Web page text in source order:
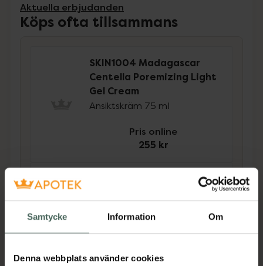
Samtycke Information Om
Denna webbplats använder cookies
Aktuella erbjudanden
Köps ofta tillsammans
SKIN1004 Madagascar
Centella Poremizing Light
Gel Cream
Ansiktskräm 75 ml
Pris online
255 kr
Centella Poremizing
Fresh Ampoule
Ansiktsserum 100 ml
Pris online